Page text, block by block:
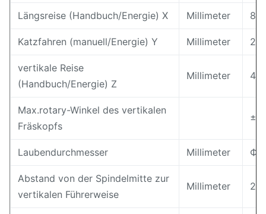
Längsreise (Handbuch/Energie) X Millimeter
Katzfahren (manuell/Energie) Y Millimeter
vertikale Reise
(Handbuch/Energie) Z
Millimeter 410
Max.rotary-Winkel des vertikalen
Fräskopfs
Laubendurchmesser Millimeter
Abstand von der Spindelmitte zur
vertikalen Führerweise
Millimeter